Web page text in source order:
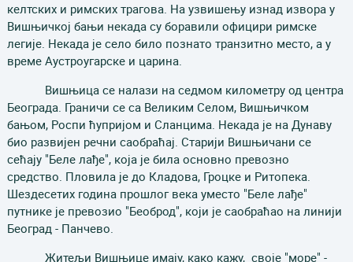
келтских и римских трагова. На узвишењу изнад извора у
Вишњичкој бањи некада су боравили официри римске
легије. Некада је село било познато транзитно место, а у
време Аустроугарске и царина.
Вишњица се налази на седмом километру од центра
Београда. Граничи се са Великим Селом, Вишњичком
бањом, Роспи ћупријом и Сланцима. Некада је на Дунаву
био развијен речни саобраћај. Старији Вишњичани се
сећају "Беле лађе", која је била основно превозно
средство. Пловила је до Кладова, Гроцке и Ритопека.
Шездесетих година прошлог века уместо "Беле лађе"
путнике је превозио "Беоброд", који је саобраћао на линији
Београд - Панчево.
Житељи Вишњице имају, како кажу, своје "море" -